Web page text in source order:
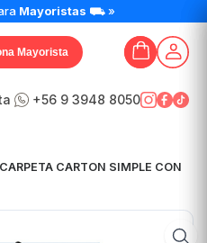
Mayoristas ⛟ »
Mayorista
+56 9 3948 8050
CARPETA CARTON SIMPLE CON